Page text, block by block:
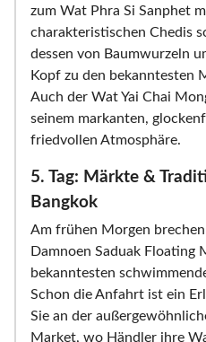
zum Wat Phra Si Sanphet
charakteristischen Chedis
dessen von Baumwurzeln
Kopf zu den bekanntesten
Auch der Wat Yai Chai
seinem markanten,
friedvollen Atmosphäre.
5. Tag: Märkte &
Bangkok
Am frühen Morgen
Damnoen Saduak Floating
bekanntesten
Schon die Anfahrt ist ein
Sie an der
Market, wo Händler ihre